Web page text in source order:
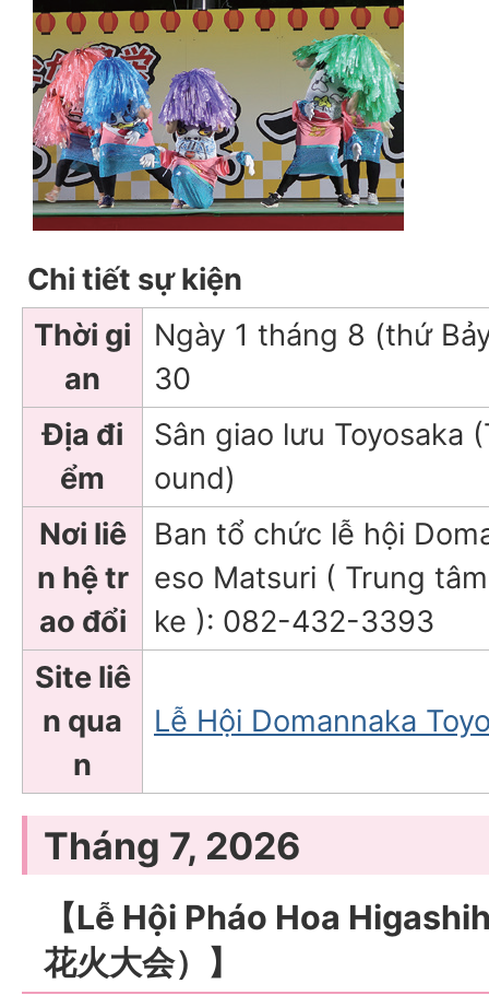
Chi tiết sự kiện
Thời gi
an
Ngày 1 tháng 8 (thứ
30
Địa đi
ểm
Sân giao lưu Toyosaka
ound)
Nơi liê
n hệ tr
ao đổi
Ban tổ chức lễ hội
eso Matsuri ( Trung
ke ): 082-432-3393
Site liê
n qua
n
Lễ Hội Domannaka
Tháng 7, 2026
【Lễ Hội Pháo Hoa
花火大会）】